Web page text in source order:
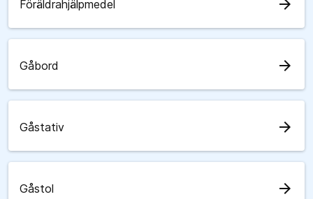
Föräldrahjälpmedel arrow_forward
Gåbord arrow_forward
Gåstativ arrow_forward
Gåstol arrow_forward